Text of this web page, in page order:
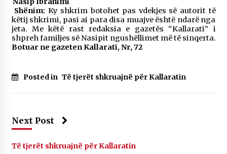
Shënim: Ky shkrim botohet pas vdekjes së autorit të
këtij shkrimi, pasi ai para disa muajve është ndarë nga
jeta. Me këtë rast redaksia e gazetës “Kallarati” i
shpreh familjes së Nasipit ngushëllimet më të sinqerta.
Botuar ne gazeten Kallarati, Nr, 72
Posted in Të tjerët shkruajnë për Kallaratin
Next Post
Të tjerët shkruajnë për Kallaratin